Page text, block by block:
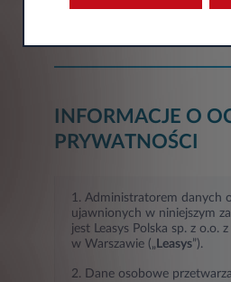
INFORMACJE O
PRYWATNOŚCI
1. Administratorem danych
ujawnionych w niniejszym
jest Leasys Polska sp. z o.o.
w Warszawie („ Leasys”).
2. Dane osobowe